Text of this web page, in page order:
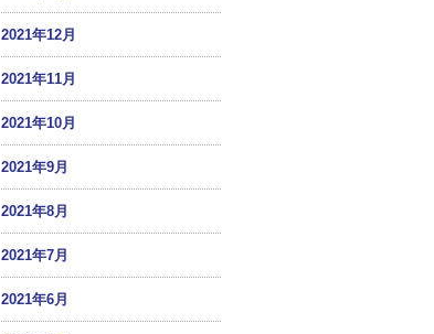
2021年12月
2021年11月
2021年10月
2021年9月
2021年8月
2021年7月
2021年6月